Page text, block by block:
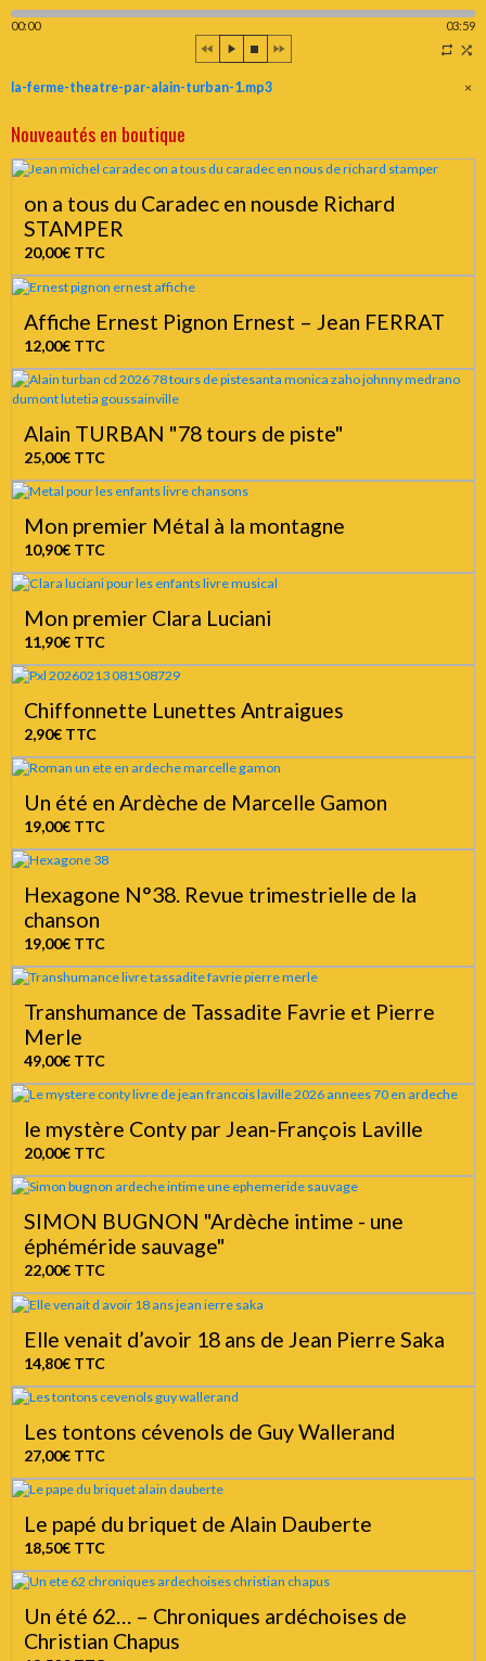
00:00 03:59
×
la-ferme-theatre-par-alain-turban-1.mp3
Nouveautés en boutique
on a tous du Caradec en nousde Richard
STAMPER
20,00€ TTC
Affiche Ernest Pignon Ernest – Jean FERRAT
12,00€ TTC
Alain TURBAN "78 tours de piste"
25,00€ TTC
Mon premier Métal à la montagne
10,90€ TTC
Mon premier Clara Luciani
11,90€ TTC
Chiffonnette Lunettes Antraigues
2,90€ TTC
Un été en Ardèche de Marcelle Gamon
19,00€ TTC
Hexagone N°38. Revue trimestrielle de la
chanson
19,00€ TTC
Transhumance de Tassadite Favrie et Pierre
Merle
49,00€ TTC
le mystère Conty par Jean-François Laville
20,00€ TTC
SIMON BUGNON "Ardèche intime - une
éphéméride sauvage"
22,00€ TTC
Elle venait d’avoir 18 ans de Jean Pierre Saka
14,80€ TTC
Les tontons cévenols de Guy Wallerand
27,00€ TTC
Le papé du briquet de Alain Dauberte
18,50€ TTC
Un été 62… – Chroniques ardéchoises de
Christian Chapus